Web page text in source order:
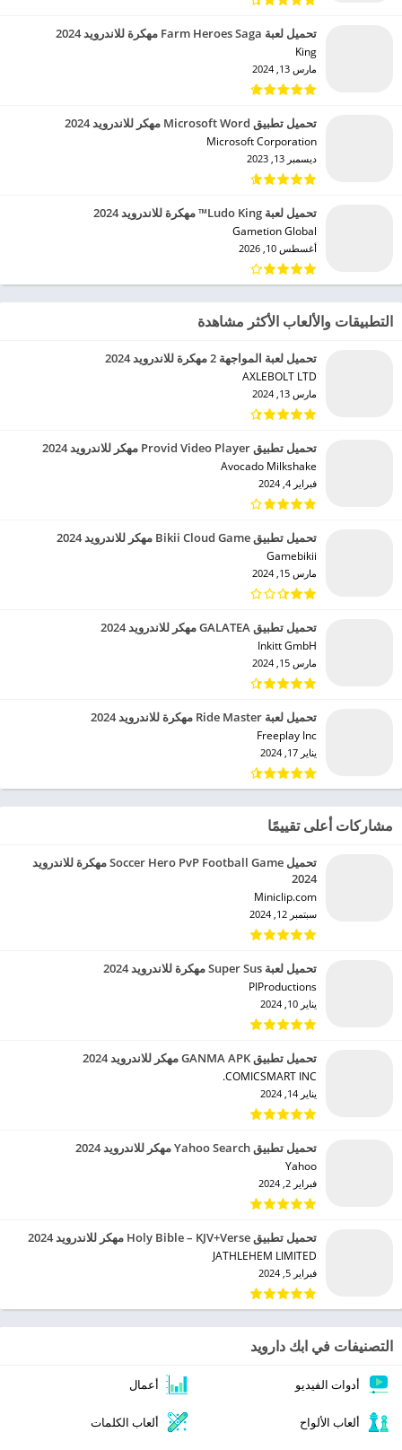
تحميل لعبة Farm Heroes Saga مهكرة للاندرويد 2024
King‏
مارس 13, 2024
تحميل تطبيق Microsoft Word مهكر للاندرويد 2024
Microsoft Corporation‏
ديسمبر 13, 2023
تحميل لعبة Ludo King™ مهكرة للاندرويد 2024
Gametion Global‏
أغسطس 10, 2026
التطبيقات والألعاب الأكثر مشاهدة
تحميل لعبة المواجهة 2 مهكرة للاندرويد 2024
AXLEBOLT LTD‏
مارس 13, 2024
تحميل تطبيق Provid Video Player مهكر للاندرويد 2024
Avocado Milkshake‏
فبراير 4, 2024
تحميل تطبيق Bikii Cloud Game مهكر للاندرويد 2024
Gamebikii‏
مارس 15, 2024
تحميل تطبيق GALATEA مهكر للاندرويد 2024
Inkitt GmbH‏
مارس 15, 2024
تحميل لعبة Ride Master مهكرة للاندرويد 2024
Freeplay Inc‏
يناير 17, 2024
مشاركات أعلى تقييمًا
تحميل Soccer Hero PvP Football Game مهكرة للاندرويد
2024
Miniclip.com‏
سبتمبر 12, 2024
تحميل لعبة Super Sus مهكرة للاندرويد 2024
PIProductions‏
يناير 10, 2024
تحميل تطبيق GANMA APK مهكر للاندرويد 2024
COMICSMART INC.‏
يناير 14, 2024
تحميل تطبيق Yahoo Search مهكر للاندرويد 2024
Yahoo‏
فبراير 2, 2024
تحميل تطبيق Holy Bible – KJV+Verse مهكر للاندرويد 2024
JATHLEHEM LIMITED‏
فبراير 5, 2024
التصنيفات في ابك دارويد
أدوات الفيديو أعمال
ألعاب الألواح ألعاب الكلمات